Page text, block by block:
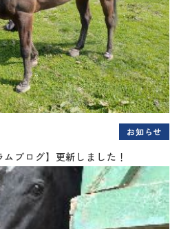
お知らせ
ムブログ】更新しました！